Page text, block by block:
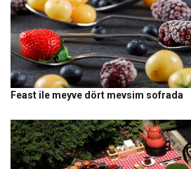
Feast ile meyve dört mevsim sofrada